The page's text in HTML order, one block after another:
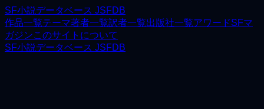
SF小説データベース JSFDB
作品一覧テーマ著者一覧訳者一覧出版社一覧アワードSFマ
ガジンこのサイトについて
SF小説データベース JSFDB